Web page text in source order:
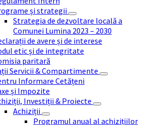
și strategii
Strategia de dezvoltare locală a
Comunei Lumina 2023 – 2030
de avere și de interese
etic și de integritate
paritară
Servicii & Compartimente
Informare Cetățeni
și Impozite
Investiții & Proiecte
Achiziții
Programul anual al achizițiilor